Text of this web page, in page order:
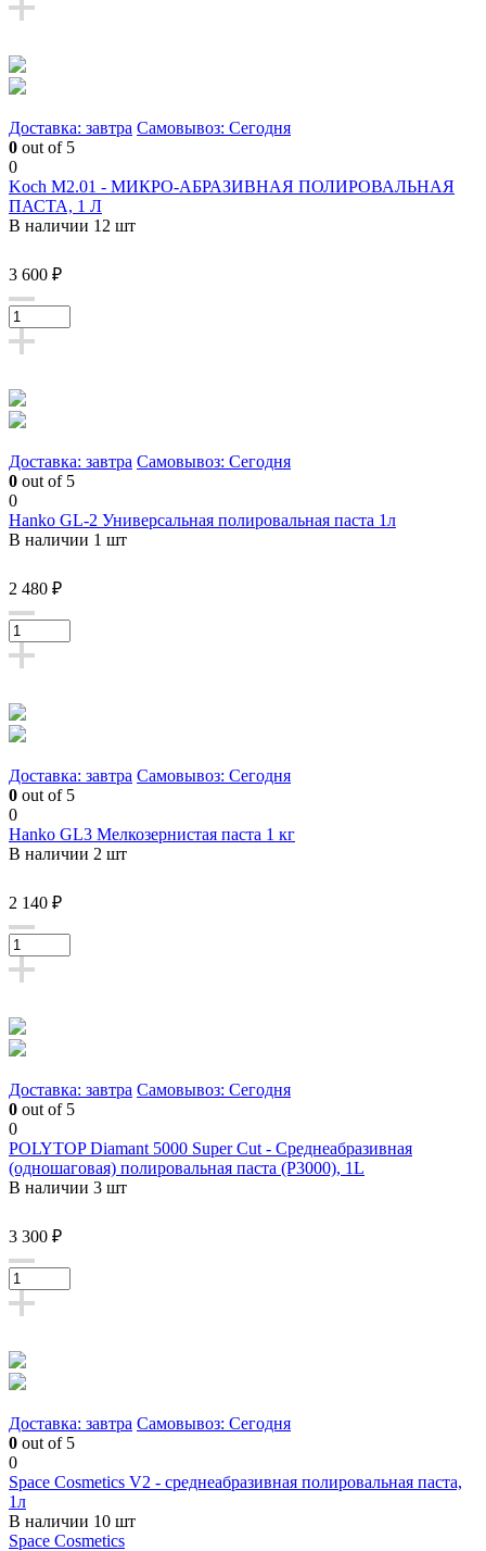
Доставка: завтра Самовывоз: Сегодня
0 out of 5
0
Koch M2.01 - МИКРО-АБРАЗИВНАЯ ПОЛИРОВАЛЬНАЯ
ПАСТА, 1 Л
В наличии 12 шт
3 600 ₽
Доставка: завтра Самовывоз: Сегодня
0 out of 5
0
Hanko GL-2 Универсальная полировальная паста 1л
В наличии 1 шт
2 480 ₽
Доставка: завтра Самовывоз: Сегодня
0 out of 5
0
Hanko GL3 Мелкозернистая паста 1 кг
В наличии 2 шт
2 140 ₽
Доставка: завтра Самовывоз: Сегодня
0 out of 5
0
POLYTOP Diamant 5000 Super Cut - Среднеабразивная
(одношаговая) полировальная паста (P3000), 1L
В наличии 3 шт
3 300 ₽
Доставка: завтра Самовывоз: Сегодня
0 out of 5
0
Space Cosmetics V2 - среднеабразивная полировальная паста,
1л
В наличии 10 шт
Space Cosmetics